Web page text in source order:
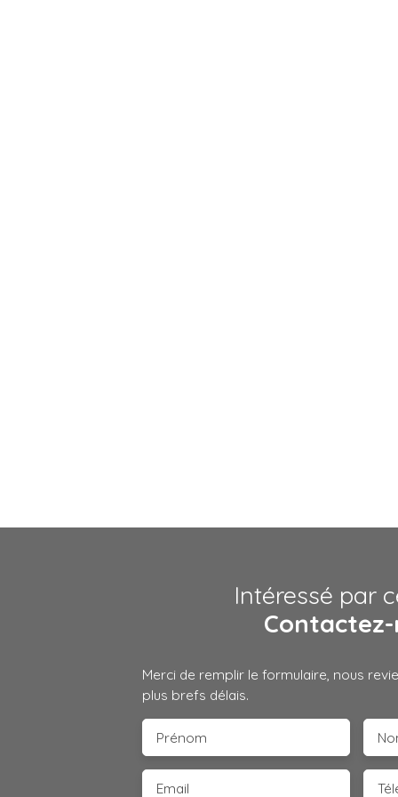
Intéressé par
Merci de remplir le formulaire, nous
plus brefs délais.
Prénom
Email